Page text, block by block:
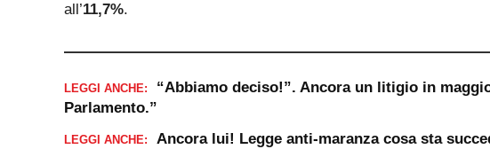
all’11,7%.
LEGGI ANCHE:
“Abbiamo deciso!”. Ancora un litigio in
Parlamento.”
LEGGI ANCHE: Ancora lui! Legge anti-maranza cosa sta